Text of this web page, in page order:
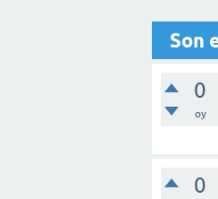
Son
0
oy
0